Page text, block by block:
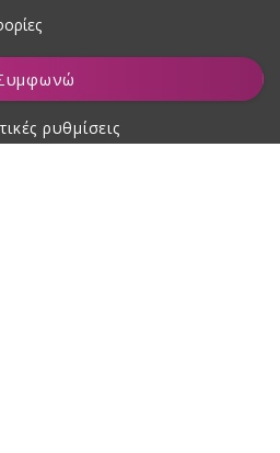
ρυθμίσεις
στο καλάθι